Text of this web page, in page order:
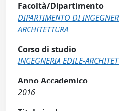
Facoltà/Dipartimento
DIPARTIMENTO DI
ARCHITETTURA
Corso di studio
INGEGNERIA EDILE-
Anno Accademico
2016